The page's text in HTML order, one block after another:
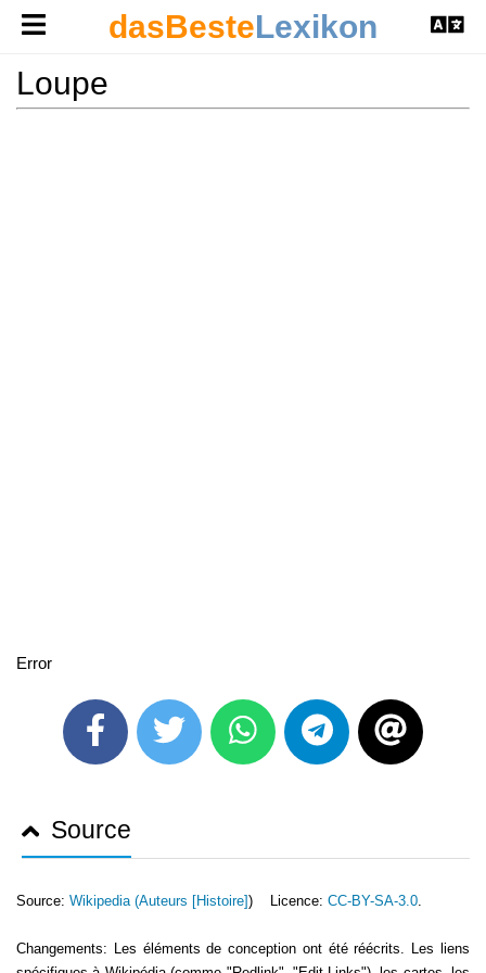
dasBesteLexikon
Loupe
Error
Source
Source: Wikipedia (Auteurs [Histoire]) Licence: CC-BY-SA-3.0.
Changements: Les éléments de conception ont été réécrits. Les liens